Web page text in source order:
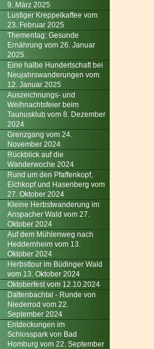
9. März 2025
Lustiger Kreppelkaffee vom
23. Februar 2025
Thementag: Gesunde
Ernährung vom 26. Januar
2025
Eine halbe Hundertschaft bei
Neujahrswanderungen vom
12. Januar 2025
Auszeichnungs- und
Weihnachtsfeier beim
Taunusklub vom 8. Dezember
2024
Grenzgang vom 24.
November 2024
Rückblick auf die
Wanderwoche 2024
Rund um den Pfaffenkopf,
Eichkopf und Hasenberg vom
27. Oktober 2024
Kleine Herbstwanderung im
Anspacher Wald vom 27.
Oktober 2024
Auf dem Mühlenweg nach
Heddernheim vom 13.
Oktober 2024
Herbsttour im Büdinger Wald
vom 13. Oktober 2024
Oktoberfest vom 12.10.2024
Dattenbachtal - Runde von
Niederrod vom 22.
September 2024
Entdeckungen im
Schlosspark von Bad
Homburg vom 22. September